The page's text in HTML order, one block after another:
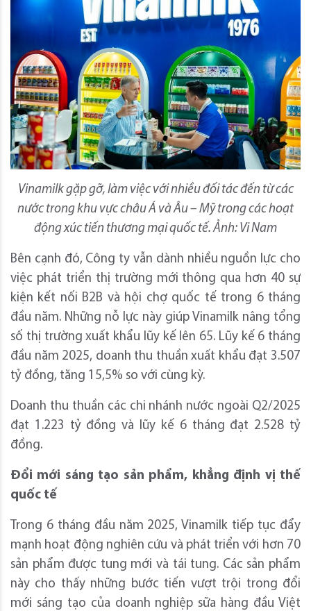
Vinamilk gặp gỡ, làm việc với nhiều đối tác đến từ các
nước trong khu vực châu Á và Âu – Mỹ trong các hoạt
động xúc tiến thương mại quốc tế. Ảnh: Vi Nam
Bên cạnh đó, Công ty vẫn dành nhiều nguồn lực cho
việc phát triển thị trường mới thông qua hơn 40 sự
kiện kết nối B2B và hội chợ quốc tế trong 6 tháng
đầu năm. Những nỗ lực này giúp Vinamilk nâng tổng
số thị trường xuất khẩu lũy kế lên 65. Lũy kế 6 tháng
đầu năm 2025, doanh thu thuần xuất khẩu đạt 3.507
tỷ đồng, tăng 15,5% so với cùng kỳ.
Doanh thu thuần các chi nhánh nước ngoài Q2/2025
đạt 1.223 tỷ đồng và lũy kế 6 tháng đạt 2.528 tỷ
đồng.
Đổi mới sáng tạo sản phẩm, khẳng định vị thế
quốc tế
Trong 6 tháng đầu năm 2025, Vinamilk tiếp tục đẩy
mạnh hoạt động nghiên cứu và phát triển với hơn 70
sản phẩm được tung mới và tái tung. Các sản phẩm
này cho thấy những bước tiến vượt trội trong đổi
mới sáng tạo của doanh nghiệp sữa hàng đầu Việt